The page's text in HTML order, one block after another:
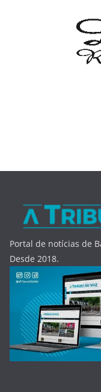
Portal de notícias de
Desde 2018.